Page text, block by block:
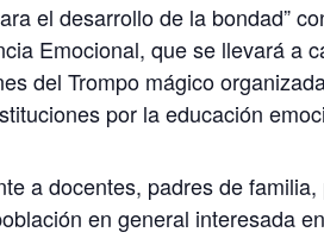
el desarrollo de la bondad”
Emocional, que se llevará a
del Trompo mágico
por la educación
a docentes, padres de familia,
en general interesada